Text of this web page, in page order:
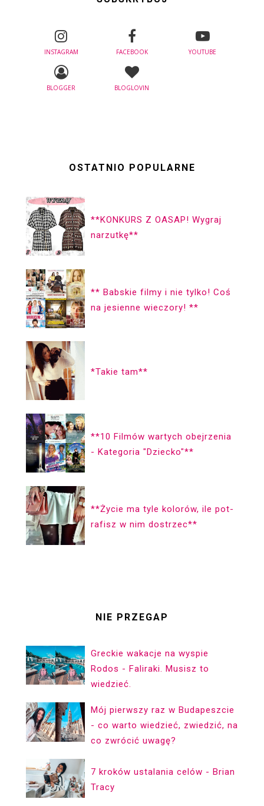
INSTAGRAM FACEBOOK YOUTUBE
BLOGGER BLOGLOVIN
OSTATNIO POPULARNE
**KONKURS Z OASAP! Wygraj
narzutkę**
** Babskie filmy i nie tylko! Coś
na jesienne wieczory! **
*Takie tam**
**10 Filmów wartych obejrzenia
- Kategoria "Dziecko"**
**Życie ma ty­le ko­lorów, ile pot­
ra­fisz w nim dostrzec**
NIE PRZEGAP
Greckie wakacje na wyspie
Rodos - Faliraki. Musisz to
wiedzieć.
Mój pierwszy raz w Budapeszcie
- co warto wiedzieć, zwiedzić, na
co zwrócić uwagę?
7 kroków ustalania celów - Brian
Tracy